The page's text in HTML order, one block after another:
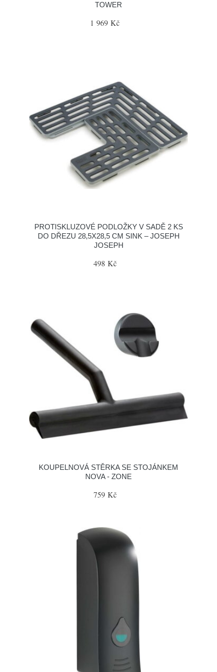
TOWER
1 969 Kč
PROTISKLUZOVÉ PODLOŽKY V SADĚ 2 KS
DO DŘEZU 28,5X28,5 CM SINK – JOSEPH
JOSEPH
498 Kč
KOUPELNOVÁ STĚRKA SE STOJÁNKEM
NOVA - ZONE
759 Kč